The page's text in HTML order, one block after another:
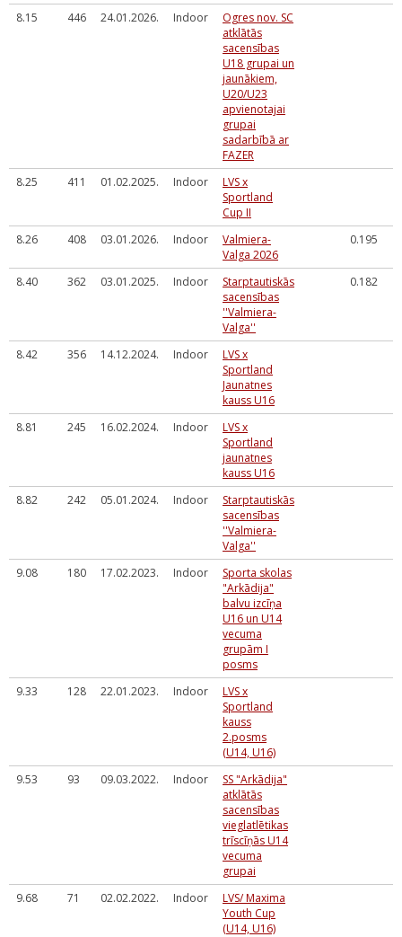
8.15
446 24.01.2026. Indoor
Ogres nov. SC
atklātās
sacensības
U18 grupai un
jaunākiem,
U20/U23
apvienotajai
grupai
sadarbībā ar
FAZER
8.25
411 01.02.2025. Indoor
LVS x
Sportland
Cup II
8.26
408 03.01.2026. Indoor
Valmiera-
Valga 2026
0.195
8.40 362 03.01.2025. Indoor
Starptautiskās
sacensības
''Valmiera-
Valga''
0.182
8.42 356 14.12.2024. Indoor
LVS x
Sportland
Jaunatnes
kauss U16
8.81
245 16.02.2024. Indoor
LVS x
Sportland
jaunatnes
kauss U16
8.82
242 05.01.2024. Indoor
Starptautiskās
sacensības
''Valmiera-
Valga''
9.08
180 17.02.2023. Indoor
Sporta skolas
"Arkādija"
balvu izcīņa
U16 un U14
vecuma
grupām I
posms
9.33
128 22.01.2023. Indoor
LVS x
Sportland
kauss
2.posms
(U14, U16)
9.53
93 09.03.2022. Indoor
SS "Arkādija"
atklātās
sacensības
vieglatlētikas
trīscīņās U14
vecuma
grupai
9.68
71 02.02.2022. Indoor
LVS/ Maxima
Youth Cup
(U14, U16)